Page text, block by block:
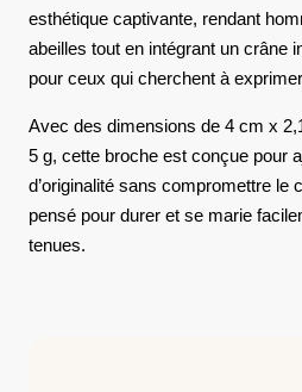
esthétique captivante, rendant
abeilles tout en intégrant un crâne
pour ceux qui cherchent à
Avec des dimensions de 4 cm x
5 g, cette broche est conçue pour
d’originalité sans compromettre le
pensé pour durer et se marie
tenues.